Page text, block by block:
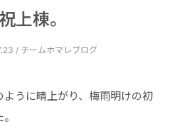
上棟。
/ チームホマレブログ
うに晴上がり、梅雨明けの初